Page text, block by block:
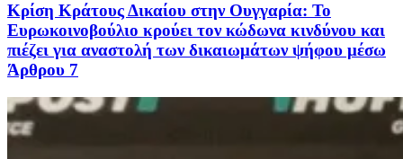
Κρίση Κράτους Δικαίου στην Ουγγαρία: Το
Ευρωκοινοβούλιο κρούει τον κώδωνα κινδύνου και
πιέζει για αναστολή των δικαιωμάτων ψήφου μέσω
Άρθρου 7